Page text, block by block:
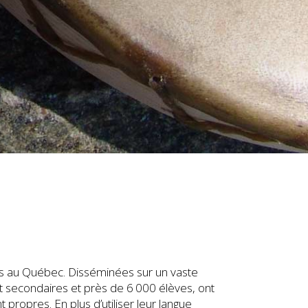
Québec. Disséminées sur un vaste
et près de 6 000 élèves, ont
En plus d’utiliser leur langue